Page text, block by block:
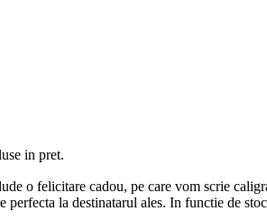
in pret.
o felicitare cadou, pe care vom scrie
la destinatarul ales. In functie de